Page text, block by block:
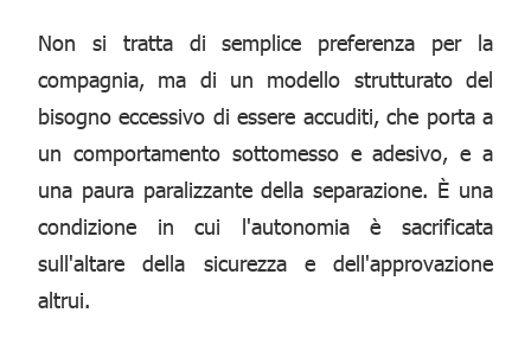
Non si tratta di semplice preferenza per la
compagnia, ma di un modello strutturato del
bisogno eccessivo di essere accuditi, che porta a
un comportamento sottomesso e adesivo, e a
una paura paralizzante della separazione. È una
condizione in cui l'autonomia è sacrificata
sull'altare della sicurezza e dell'approvazione
altrui.